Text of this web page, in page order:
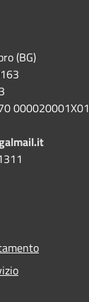
(BG)
000020001X01